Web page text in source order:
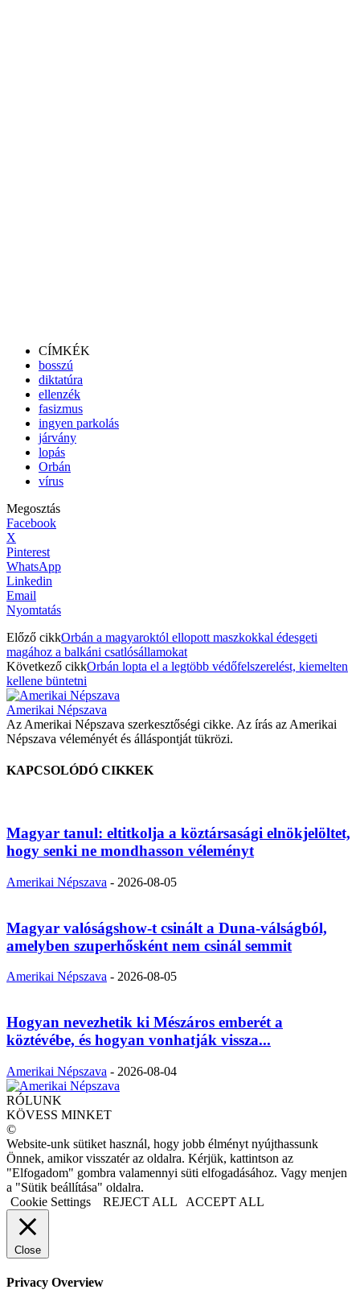
CÍMKÉK
bosszú
diktatúra
ellenzék
fasizmus
ingyen parkolás
járvány
lopás
Orbán
vírus
Megosztás
Facebook
X
Pinterest
WhatsApp
Linkedin
Email
Nyomtatás
Előző cikkOrbán a magyaroktól ellopott maszkokkal édesgeti
magához a balkáni csatlósállamokat
Következő cikkOrbán lopta el a legtöbb védőfelszerelést, kiemelten
kellene büntetni
Amerikai Népszava
Az Amerikai Népszava szerkesztőségi cikke. Az írás az Amerikai
Népszava véleményét és álláspontját tükrözi.
KAPCSOLÓDÓ CIKKEK
Magyar tanul: eltitkolja a köztársasági elnökjelöltet,
hogy senki ne mondhasson véleményt
Amerikai Népszava - 2026-08-05
Magyar valóságshow-t csinált a Duna-válságból,
amelyben szuperhősként nem csinál semmit
Amerikai Népszava - 2026-08-05
Hogyan nevezhetik ki Mészáros emberét a
köztévébe, és hogyan vonhatják vissza...
Amerikai Népszava - 2026-08-04
RÓLUNK
KÖVESS MINKET
©
Website-unk sütiket használ, hogy jobb élményt nyújthassunk
Önnek, amikor visszatér az oldalra. Kérjük, kattintson az
"Elfogadom" gombra valamennyi süti elfogadásához. Vagy menjen
a "Sütik beállítása" oldalra.
Cookie Settings
REJECT ALL ACCEPT ALL
Close
Privacy Overview